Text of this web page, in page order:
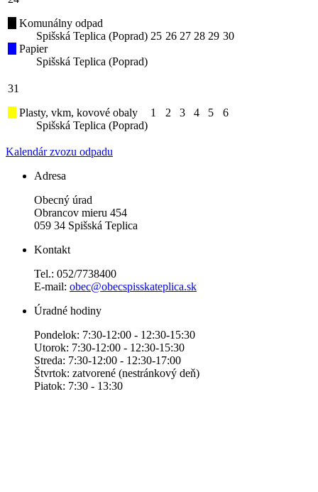
Komunálny odpad
Spišská Teplica (Poprad)
Papier
Spišská Teplica (Poprad)
25 26 27 28 29 30
31
Plasty, vkm, kovové obaly
Spišská Teplica (Poprad)
1 2 3 4 5 6
Kalendár zvozu odpadu
Adresa
Obecný úrad
Obrancov mieru 454
059 34 Spišská Teplica
Kontakt
Tel.: 052/7738400
E-mail: obec@obecspisskateplica.sk
Úradné hodiny
Pondelok: 7:30-12:00 - 12:30-15:30
Utorok: 7:30-12:00 - 12:30-15:30
Streda: 7:30-12:00 - 12:30-17:00
Štvrtok: zatvorené (nestránkový deň)
Piatok: 7:30 - 13:30